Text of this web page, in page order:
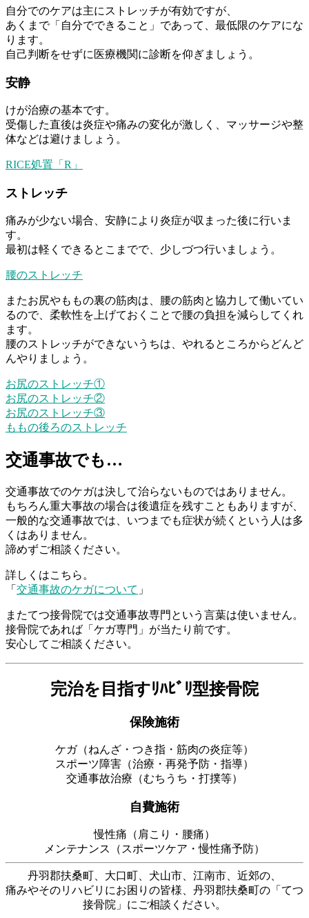
自分でのケアは主にストレッチが有効ですが、
あくまで「自分でできること」であって、最低限のケアにな
ります。
自己判断をせずに医療機関に診断を仰ぎましょう。
安静
けが治療の基本です。
受傷した直後は炎症や痛みの変化が激しく、マッサージや整
体などは避けましょう。
RICE処置「R」
ストレッチ
痛みが少ない場合、安静により炎症が収まった後に行いま
す。
最初は軽くできるとこまでで、少しづつ行いましょう。
腰のストレッチ
またお尻やももの裏の筋肉は、腰の筋肉と協力して働いてい
るので、柔軟性を上げておくことで腰の負担を減らしてくれ
ます。
腰のストレッチができないうちは、やれるところからどんど
んやりましょう。
お尻のストレッチ①
お尻のストレッチ②
お尻のストレッチ③
ももの後ろのストレッチ
交通事故でも…
交通事故でのケガは決して治らないものではありません。
もちろん重大事故の場合は後遺症を残すこともありますが、
一般的な交通事故では、いつまでも症状が続くという人は多
くはありません。
諦めずご相談ください。
詳しくはこちら。
「 交通事故のケガについて 」
またてつ接骨院では交通事故専門という言葉は使いません。
接骨院であれば「ケガ専門」が当たり前です。
安心してご相談ください。
完治を目指すﾘﾊﾋﾞﾘ型接骨院
保険施術
ケガ（ねんざ・つき指・筋肉の炎症等）
スポーツ障害（治療・再発予防・指導）
交通事故治療（むちうち・打撲等）
自費施術
慢性痛（肩こり・腰痛）
メンテナンス（スポーツケア・慢性痛予防）
丹羽郡扶桑町、大口町、犬山市、江南市、近郊の、
痛みやそのリハビリにお困りの皆様、丹羽郡扶桑町の「てつ
接骨院」にご相談ください。